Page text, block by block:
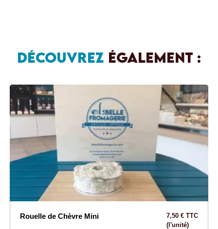
DÉCOUVREZ ÉGALEMENT :
Rouelle de Chèvre Mini
7,50 € TTC
(l'unité)